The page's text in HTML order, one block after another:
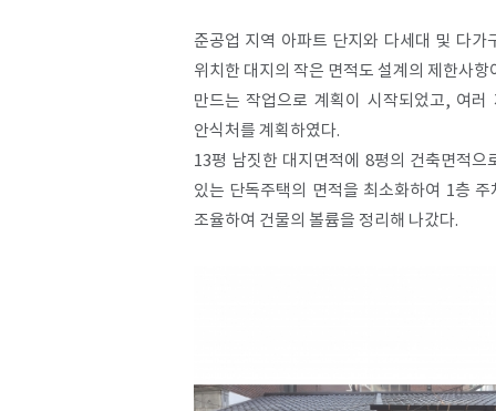
준공업 지역 아파트 단지와 다세대 및 다가
위치한 대지의 작은 면적도 설계의 제한사
만드는 작업으로 계획이 시작되었고, 여
안식처를 계획하였다.
13평 남짓한 대지면적에 8평의 건축면적
있는 단독주택의 면적을 최소화하여 1층
조율하여 건물의 볼륨을 정리해 나갔다.